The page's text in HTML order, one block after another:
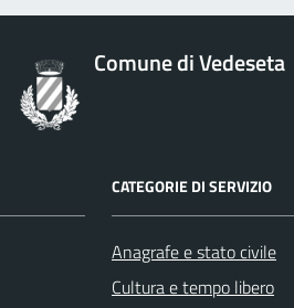
Comune di Vedeseta
CATEGORIE DI SERVIZIO
Anagrafe e stato civile
Cultura e tempo libero